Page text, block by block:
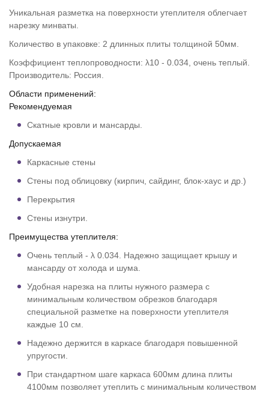
Уникальная разметка на поверхности утеплителя облегчает
нарезку минваты.
Количество в упаковке: 2 длинных плиты толщиной 50мм.
Коэффициент теплопроводности: λ10 - 0.034, очень теплый.
Производитель: Россия.
Области применений:
Рекомендуемая
Скатные кровли и мансарды.
Допускаемая
Каркасные стены
Стены под облицовку (кирпич, сайдинг, блок-хаус и др.)
Перекрытия
Стены изнутри.
Преимущества утеплителя:
Очень теплый - λ 0.034. Надежно защищает крышу и
мансарду от холода и шума.
Удобная нарезка на плиты нужного размера с
минимальным количеством обрезков благодаря
специальной разметке на поверхности утеплителя
каждые 10 см.
Надежно держится в каркасе благодаря повышенной
упругости.
При стандартном шаге каркаса 600мм длина плиты
4100мм позволяет утеплить с минимальным количеством